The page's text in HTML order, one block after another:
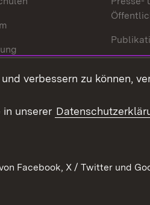
verbessern zu können,
in unserer
Facebook, X / Twitter und